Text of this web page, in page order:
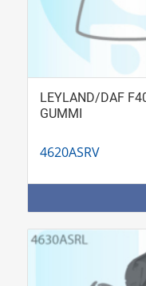
LEYLAND/DAF
GUMMI
4620ASRV